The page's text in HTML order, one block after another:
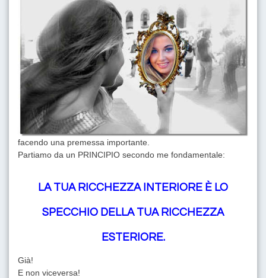
facendo una premessa importante.
Partiamo da un PRINCIPIO secondo me fondamentale:
LA TUA RICCHEZZA INTERIORE È LO
SPECCHIO DELLA TUA RICCHEZZA
ESTERIORE.
Già!
E non viceversa!